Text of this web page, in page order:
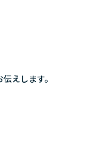
えします。